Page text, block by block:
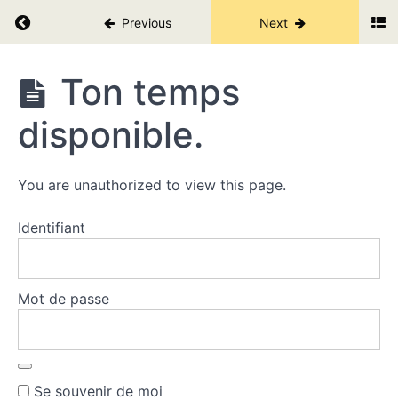
Return to course: Les secrets des cryptos V2.
Previous Next
Les
secrets
des
cryptos
V2.
piliers
plan
d'investissement.
Juste
Tout
sur
de
risque.
disponible.
Ton temps
disponible.
You are unauthorized to view this page.
Identifiant
Mot de passe
Se souvenir de moi